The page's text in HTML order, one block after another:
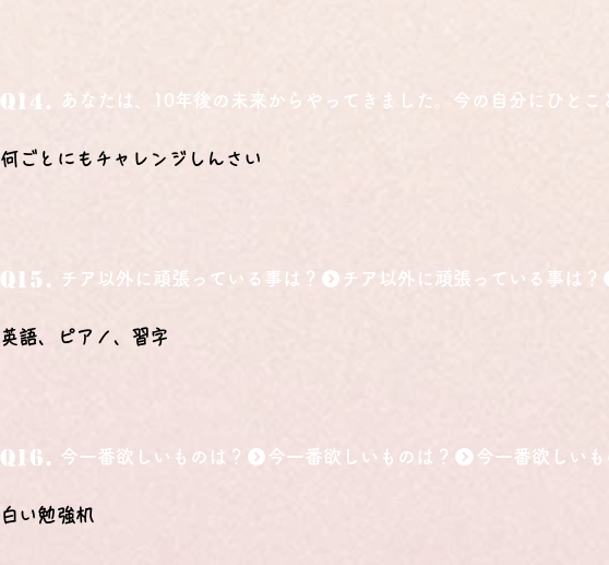
Q14. あなたは、10年後の未来からやってきました。今の自分にひとこ
何ごとにもチャレンジしんさい
Q15. チア以外に頑張っている事は？
英語、ピアノ、習字
Q16. 今一番欲しいものは？
白い勉強机